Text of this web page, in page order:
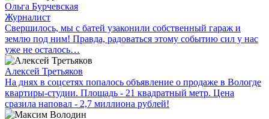
Ольга Бурчевская
Журналист
Свершилось, мы с батей узаконили собственный гараж и
землю под ним! Правда, радоваться этому событию сил у нас
уже не осталось…
Алексей Третьяков
На днях в соцсетях попалось объявление о продаже в Вологде
квартиры-студии. Площадь - 21 квадратный метр. Цена
сразила наповал - 2,7 миллиона рублей!